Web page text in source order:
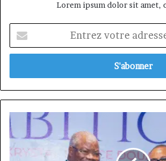
Lorem ipsum dolor sit amet,
votre
adresse
Cap
Ambition
à